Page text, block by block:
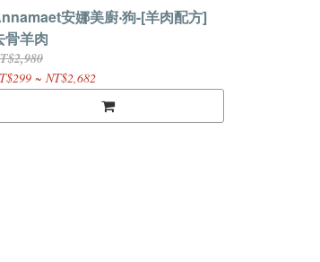
安娜美廚‧狗-[羊肉配方]
骨羊肉
~ NT$2,682